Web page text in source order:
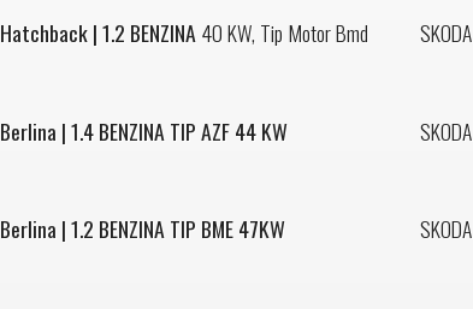
Hatchback | 1.2 BENZINA40 KW, Tip Motor Bmd SKODA
Berlina | 1.4 BENZINA TIP AZF 44 KW SKODA
Berlina | 1.2 BENZINA TIP BME 47KW SKODA